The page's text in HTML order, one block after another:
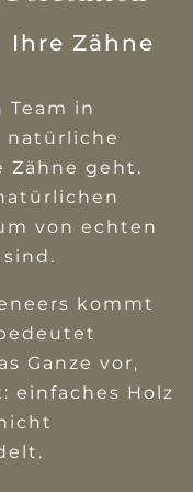
Ihre Zähne
Team in
natürliche
Zähne geht.
von echten
kommt
Ganze vor,
einfaches Holz